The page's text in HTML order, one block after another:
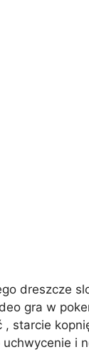
dreszcze
gra w
starcie
i